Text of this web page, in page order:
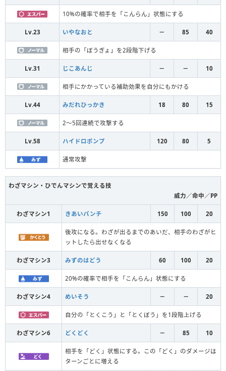
10%の確率で相手を「こんらん」状態にする
Lv.23 いやなおと － 85 40
相手の「ぼうぎょ」を2段階下げる
Lv.31 じこあんじ － － 10
相手にかかっている補助効果を自分にもかける
Lv.44 みだれひっかき 18 80 15
2～5回連続で攻撃する
Lv.58 ハイドロポンプ 120 80 5
通常攻撃
わざマシン・ひでんマシンで覚える技
威力／命中／PP
わざマシン1 きあいパンチ 150 100 20
後攻になる。わざが出るまでのあいだ、相手のわざがヒ
ットしたら出せなくなる
わざマシン3 みずのはどう 60 100 20
20%の確率で相手を「こんらん」状態にする
わざマシン4 めいそう － － 20
自分の「とくこう」と「とくぼう」を1段階上げる
わざマシン6 どくどく － 85 10
相手を「どく」状態にする。この「どく」のダメージは
ターンごとに増える